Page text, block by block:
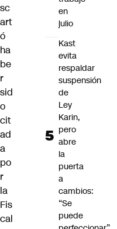
sc
art
ó
ha
be
r
sid
o
cit
ad
a
po
r
la
Fis
cal
en
julio
Kast
evita
respaldar
suspensión
de
Ley
Karin,
pero
abre
la
puerta
a
cambios:
“Se
puede